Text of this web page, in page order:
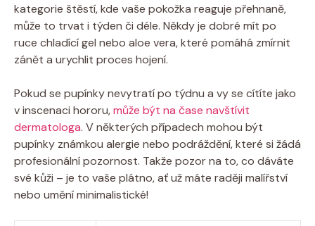
kategorie štěstí, kde vaše pokožka reaguje ‍přehnaně,
může to⁤ trvat ⁢i ⁢týden či​ déle. Někdy je dobré⁢ mít ⁤po
ruce⁢ chladící⁣ gel nebo⁤ aloe vera, ​které pomáhá ⁤zmírnit
zánět a​ urychlit ‍proces hojení.
Pokud ⁢se pupínky nevytratí po‌ týdnu a vy se⁢ cítíte jako
v inscenaci hororu,může být na čase navštívit
dermatologa.⁣ V‌ některých případech mohou být‍
pupínky známkou ⁣alergie nebo ‍podráždění, které si žádá
profesionální pozornost. ‍Takže pozor na​ to, co dáváte
své ⁢kůži‍ – je⁢ to vaše ‍plátno, ať už máte ⁢raději malířství
nebo umění minimalistické!